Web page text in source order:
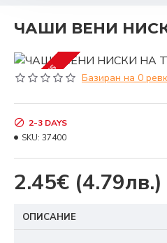
ЧАШИ ВЕНИ
2-3 DAYS Базиран на 0
2.45€ (4.79лв.)
2-3 DAYS
SKU: 37400
ОПИСАНИЕ